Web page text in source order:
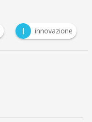
I innovazione